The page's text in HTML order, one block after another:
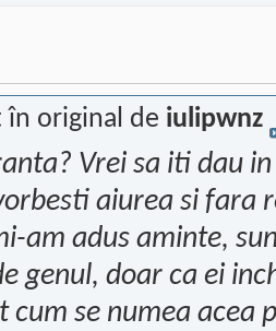
în original de iulipwnz
Vrei sa iti dau
aiurea si fara
am adus aminte,
genul, doar ca ei
cum se numea acea